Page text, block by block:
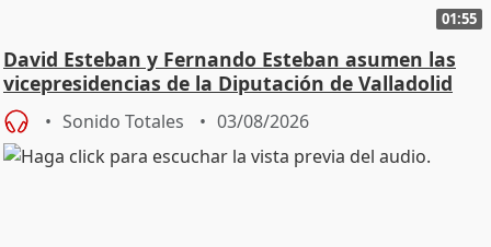
01:55
David Esteban y Fernando Esteban asumen las
vicepresidencias de la Diputación de Valladolid
Sonido Totales 03/08/2026